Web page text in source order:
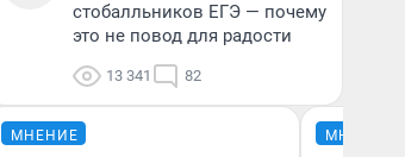
стобалльников ЕГЭ — почему
это не повод для радости
13 341 82
МНЕНИЕ МНЕНИЕ